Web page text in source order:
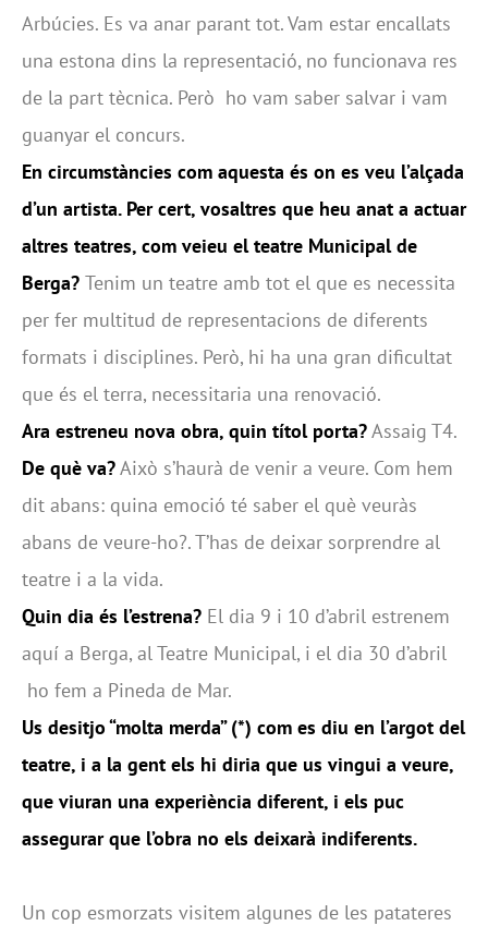
Arbúcies. Es va anar parant tot. Vam estar encallats
una estona dins la representació, no funcionava res
de la part tècnica. Però ho vam saber salvar i vam
guanyar el concurs.
En circumstàncies com aquesta és on es veu l’alçada
d’un artista. Per cert, vosaltres que heu anat a actuar
altres teatres, com veieu el teatre Municipal de
Berga? Tenim un teatre amb tot el que es necessita
per fer multitud de representacions de diferents
formats i disciplines. Però, hi ha una gran dificultat
que és el terra, necessitaria una renovació.
Ara estreneu nova obra, quin títol porta?Assaig T4.
De què va?Això s’haurà de venir a veure. Com hem
dit abans: quina emoció té saber el què veuràs
abans de veure-ho?. T’has de deixar sorprendre al
teatre i a la vida.
Quin dia és l’estrena? El dia 9 i 10 d’abril estrenem
aquí a Berga, al Teatre Municipal, i el dia 30 d’abril
ho fem a Pineda de Mar.
Us desitjo “molta merda” (*) com es diu en l’argot del
teatre, i a la gent els hi diria que us vingui a veure,
que viuran una experiència diferent, i els puc
assegurar que l’obra no els deixarà indiferents.
Un cop esmorzats visitem algunes de les patateres